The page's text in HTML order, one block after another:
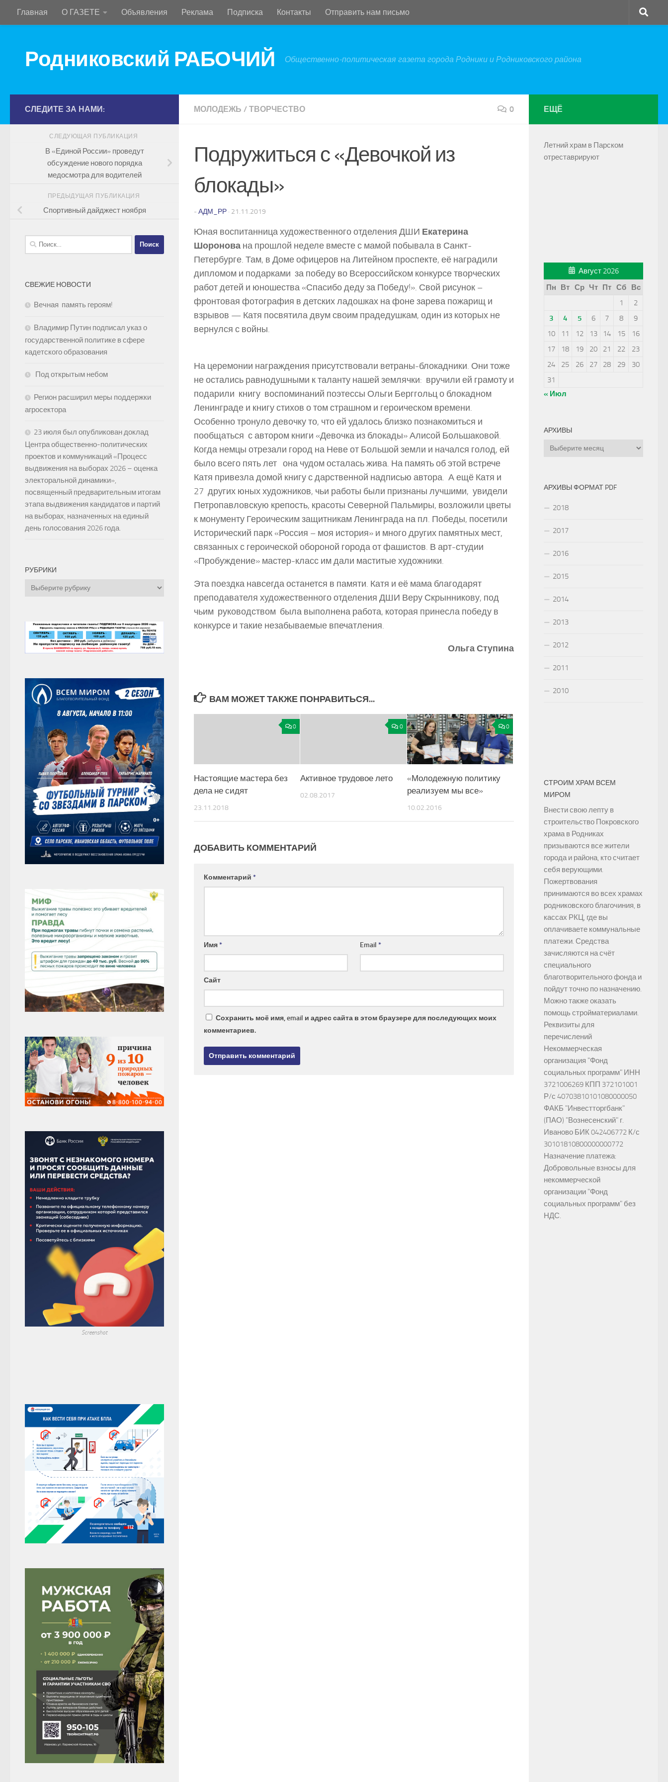
Перейти к содержимому
Главная О ГАЗЕТЕ Объявления Реклама Подписка Контакты Отправить нам письмо
Родниковский РАБОЧИЙ Общественно-политическая газета города Родники и Родниковского района
МОЛОДЕЖЬ / ТВОРЧЕСТВО 0
Подружиться с «Девочкой из
блокады»
- АДМ_РР · 21.11.2019
Юная воспитанница художественного отделения ДШИ Екатерина
Шоронова на прошлой неделе вместе с мамой побывала в Санкт­-
Петербурге. Там, в Доме офицеров на Литейном проспекте, её наградили
дипломом и подарками за победу во Всероссийском конкурсе творческих
работ детей и юношества «Спасибо деду за Победу!». Свой рисунок –
фронтовая фотография в детских ладошках на фоне зарева пожарищ и
взрывов­ — Катя посвятила двум своим прадедушкам, один из которых не
вернулся с войны.
На церемонии награждения присутствовали ветраны-­блокадники. Они тоже
не остались равнодушными к таланту нашей землячки: вручили ей грамоту и
подарили книгу воспоминаний поэтессы Ольги Берггольц о блокадном
Ленинграде и книгу стихов о том страшном и героическом времени.
Особенно тронуло девочку то, что ей удалось близко познакомиться и
пообщаться с автором книги «Девочка из блокады» Алисой Большаковой.
Когда немцы отрезали город на Неве от Большой земли и начался голод, ей
было всего пять лет ­ она чудом осталась жива. На память об этой встрече
Катя привезла домой книгу с дарственной надписью автора. А ещё Катя и
27 других юных художников, чьи работы были признаны лучшими, увидели
Петропавловскую крепость, красоты Северной Пальмиры, возложили цветы
к монументу Героическим защитникам Ленинграда на пл. Победы, посетили
Исторический парк «Россия – моя история» и много других памятных мест,
связанных с героической обороной города от фашистов. В арт-­студии
«Пробуждение» мастер­-класс им дали маститые художники.
Эта поездка навсегда останется в памяти. Катя и её мама благодарят
преподавателя художественного отделения ДШИ Веру Скрынникову, под
чьим руководством была выполнена работа, которая принесла победу в
конкурсе и такие незабываемые впечатления.
Ольга Ступина
ВАМ МОЖЕТ ТАКЖЕ ПОНРАВИТЬСЯ...
0
Настоящие мастера без
дела не сидят
23.11.2018
0
Активное трудовое лето
02.08.2017
0
«Молодежную политику
реализуем мы все»
10.02.2016
ДОБАВИТЬ КОММЕНТАРИЙ
Комментарий *
Имя* Email*
Сайт
Сохранить моё имя, email и адрес сайта в этом браузере для последующих моих
комментариев.
СЛЕДИТЕ ЗА НАМИ:
СЛЕДУЮЩАЯ ПУБЛИКАЦИЯ
В «Единой России» проведут
обсуждение нового порядка
медосмотра для водителей
ПРЕДЫДУЩАЯ ПУБЛИКАЦИЯ
Спортивный дайджест ноября
Найти:
СВЕЖИЕ НОВОСТИ
Вечная память героям!
Владимир Путин подписал указ о
государственной политике в сфере
кадетского образования
Под открытым небом
Регион расширил меры поддержки
агросектора
23 июля был опубликован доклад
Центра общественно-политических
проектов и коммуникаций «Процесс
выдвижения на выборах 2026 – оценка
электоральной динамики»,
посвященный предварительным итогам
этапа выдвижения кандидатов и партий
на выборах, назначенных на единый
день голосования 2026 года.
РУБРИКИ
Рубрики
Screenshot
ЕЩЁ
Летний храм в Парском
отреставрируют
Август 2026
Пн
Вт Ср Чт Пт Сб
Вс
1
2
3
4 5 6 7 8
9
10
11 12 13 14 15
16
17
18 19 20 21 22
23
24
25 26 27 28 29
30
31
« Июл
АРХИВЫ
Архивы
АРХИВЫ ФОРМАТ PDF
2018
2017
2016
2015
2014
2013
2012
2011
2010
СТРОИМ ХРАМ ВСЕМ
МИРОМ
Внести свою лепту в
строительство Покровского
храма в Родниках
призываются все жители
города и района, кто считает
себя верующими.
Пожертвования
принимаются во всех храмах
родниковского благочиния, в
кассах РКЦ, где вы
оплачиваете коммунальные
платежи. Средства
зачисляются на счёт
специального
благотворительного фонда и
пойдут точно по назначению.
Можно также оказать
помощь стройматериалами.
Реквизиты для
перечислений
Некоммерческая
организация "Фонд
социальных программ" ИНН
3721006269 КПП 372101001
Р/с 40703810101080000050
ФАКБ "Инвестторгбанк"
(ПАО) "Вознесенский" г.
Иваново БИК 042406772 К/с
30101810800000000772
Назначение платежа:
Добровольные взносы для
некоммерческой
организации "Фонд
социальных программ" без
НДС.